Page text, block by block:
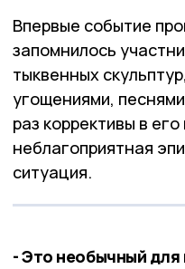
Впервые событие
запомнилось
тыквенных
угощениями,
раз коррективы в
неблагоприятная
ситуация.
- Это необычный